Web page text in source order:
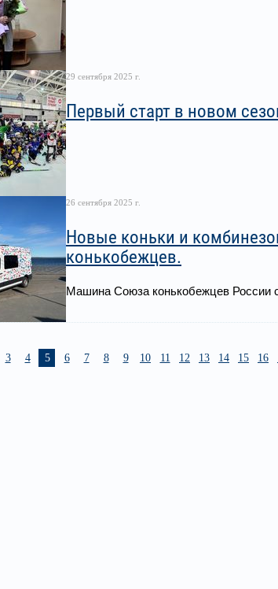
29 сентября 2025 г.
Первый старт в новом
26 сентября 2025 г.
Новые коньки и
конькобежцев.
Машина Союза конькобежцев России
3 4 5 6 7 8 9 10 11 12 13 14 15 16